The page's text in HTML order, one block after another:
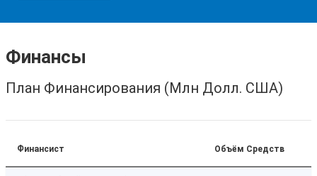
Финансы
План Финансирования (Млн Долл. США)
Финансист Объём Средств